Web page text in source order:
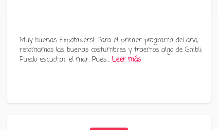
Muy buenas Expotakers! Para el primer programa del año,
retomamos las buenas costumbres y traemos algo de Ghibli:
Puedo escuchar el mar. Pues… Leer más